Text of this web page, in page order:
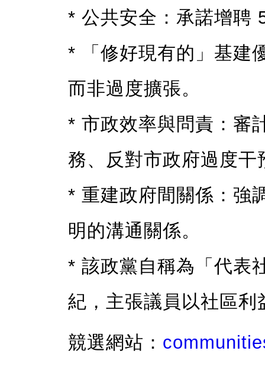
* 公共安全：承諾增聘
* 「修好現有的」基建
而非過度擴張。
* 市政效率與問責：審
務、反對市政府過度干
* 重建政府間關係：強
明的溝通關係。
* 該政黨自稱為「代表
紀，主張議員以社區利
競選網站：